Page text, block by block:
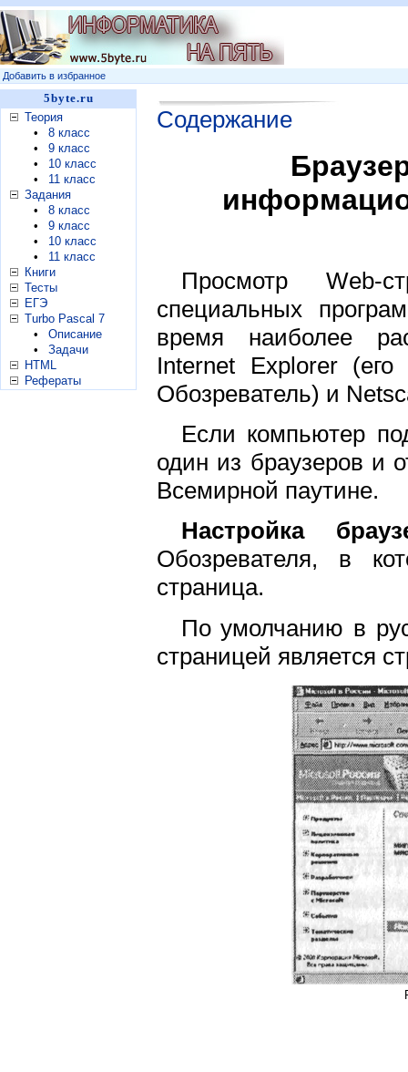
Добавить в избранное
5byte.ru
Теория
•
8 класс
•
9 класс
•
10 класс
•
11 класс
Задания
•
8 класс
•
9 класс
•
10 класс
•
11 класс
Книги
Тесты
ЕГЭ
Turbo Pascal 7
•
Описание
•
Задачи
HTML
Рефераты
Содержание
Просмотр Web-
специальных
время наиболее
Internet Explorer (его
Обозреватель) и
Если компьютер
один из браузеров и
Всемирной паутине.
Настройка
Обозревателя, в
страница.
По умолчанию в
страницей является